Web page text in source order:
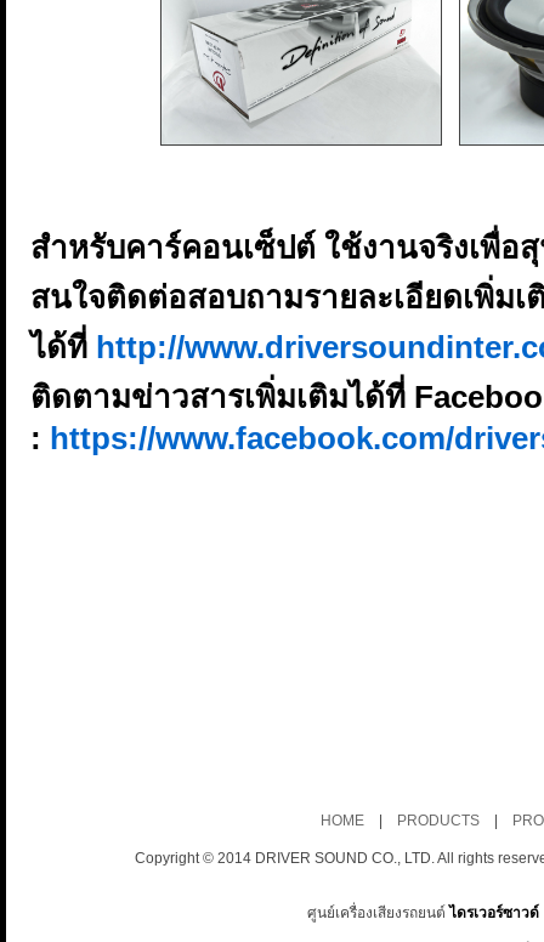
สำหรับคาร์คอนเซ็ปต์ ใช้งานจริงเพื่อ
สนใจติดต่อสอบถามรายละเอียดเพิ่มเ
ได้ที่ http://
ติดตามข่าวสารเพิ่มเติมได้ที่
: https://www.facebook.com/
HOME| PRODUCTS|
Copyright © 2014 DRIVER SOUND CO., LTD. All rights
ศูนย์เครื่องเสียงรถยนต์ ไดรเวอร์ซาวด์